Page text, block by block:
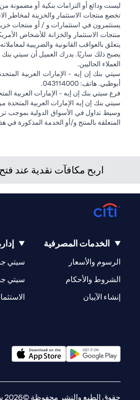
ليست ودائع أو التزامات بنكية أو مضمونة
تخضع منتجات الاستثمار والخزينة لمخاطر
يستثمرون في استثمارات و / أو منتجات
منتجات الاستثمار والخزانة للأشخاص
يتعلق بالعواقب القانونية والضريبية
يصبح ذلك ساريًا. يدرك العميل أن سيتي بنك
العملاء الحاليين.
أبوظبي. هاتف: 043114000.
فرع سيتي بنك إن إيه - الإمارات العربية
المتعلقة بالمنتج و/أو الخدمة المذكورة في
اربح مكافآت نقدية عند
الخدمات المصرفية
الرسوم والأسعار
الشروط والأحكام
إنشاء الآيبان
سيتي
سيتي
حقوق الطبع والنشر محفوظة ©2026 سيتي جروب انك.